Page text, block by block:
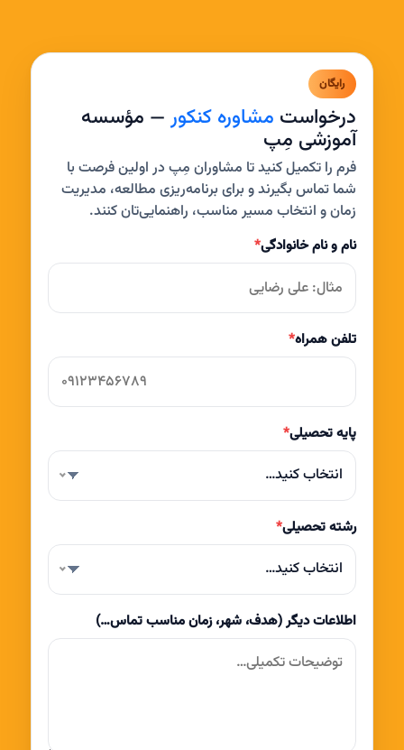
رایگان
درخواست مشاوره کنکور— مؤسسه
آموزشی مِپ
فرم را تکمیل کنید تا مشاوران مِپ در اولین فرصت با
شما تماس بگیرند و برای برنامه‌ریزی مطالعه، مدیریت
زمان و انتخاب مسیر مناسب، راهنمایی‌تان کنند.
نام و نام خانوادگی*
تلفن همراه*
پایه تحصیلی*
انتخاب کنید…
رشته تحصیلی*
انتخاب کنید…
اطلاعات دیگر (هدف، شهر، زمان مناسب تماس…)